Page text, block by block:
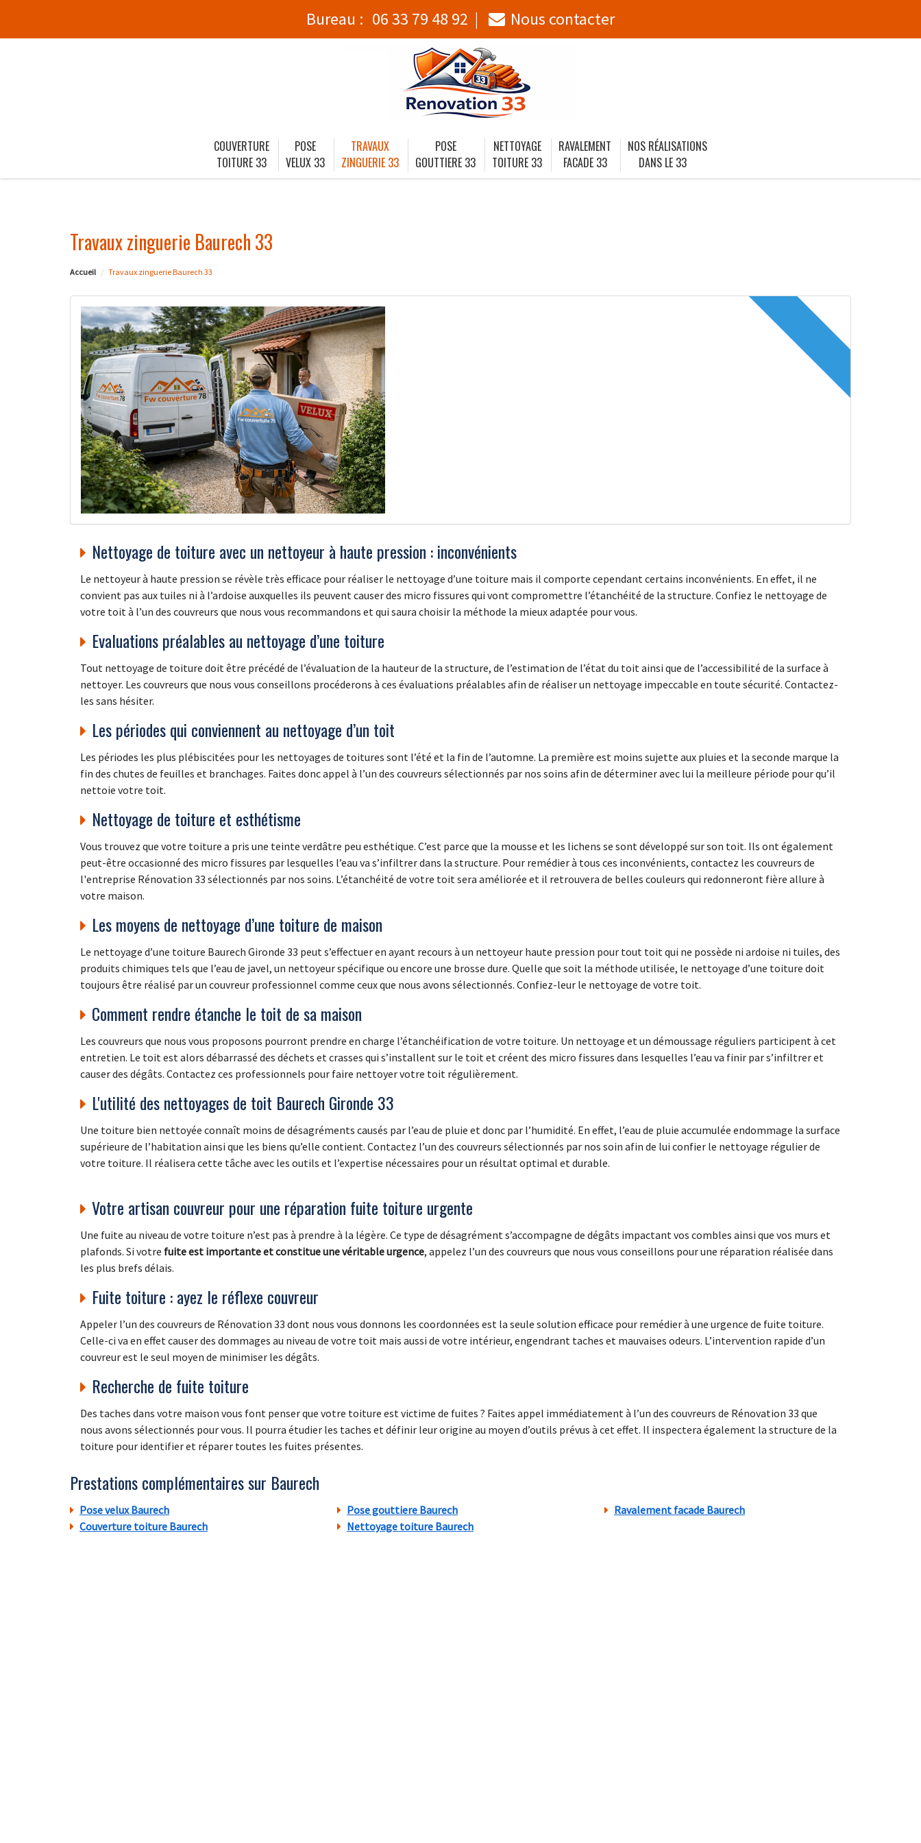
Bureau : 06 33 79 48 92 Nous contacter
COUVERTURE
TOITURE 33
POSE
VELUX 33
TRAVAUX
ZINGUERIE 33
POSE
GOUTTIERE 33
NETTOYAGE
TOITURE 33
RAVALEMENT
FACADE 33
NOS RÉALISATIONS
DANS LE 33
Travaux zinguerie Baurech 33
Accueil Travaux zinguerie Baurech 33
Nettoyage de toiture avec un nettoyeur à haute pression : inconvénients
Le nettoyeur à haute pression se révèle très efficace pour réaliser le nettoyage d’une toiture mais il comporte cependant certains inconvénients. En effet, il ne
convient pas aux tuiles ni à l’ardoise auxquelles ils peuvent causer des micro fissures qui vont compromettre l’étanchéité de la structure. Confiez le nettoyage de
votre toit à l’un des couvreurs que nous vous recommandons et qui saura choisir la méthode la mieux adaptée pour vous.
Evaluations préalables au nettoyage d’une toiture
Tout nettoyage de toiture doit être précédé de l’évaluation de la hauteur de la structure, de l’estimation de l’état du toit ainsi que de l’accessibilité de la surface à
nettoyer. Les couvreurs que nous vous conseillons procéderons à ces évaluations préalables afin de réaliser un nettoyage impeccable en toute sécurité. Contactez-
les sans hésiter.
Les périodes qui conviennent au nettoyage d’un toit
Les périodes les plus plébiscitées pour les nettoyages de toitures sont l’été et la fin de l’automne. La première est moins sujette aux pluies et la seconde marque la
fin des chutes de feuilles et branchages. Faites donc appel à l’un des couvreurs sélectionnés par nos soins afin de déterminer avec lui la meilleure période pour qu’il
nettoie votre toit.
Nettoyage de toiture et esthétisme
Vous trouvez que votre toiture a pris une teinte verdâtre peu esthétique. C’est parce que la mousse et les lichens se sont développé sur son toit. Ils ont également
peut-être occasionné des micro fissures par lesquelles l’eau va s’infiltrer dans la structure. Pour remédier à tous ces inconvénients, contactez les couvreurs de
l'entreprise Rénovation 33 sélectionnés par nos soins. L’étanchéité de votre toit sera améliorée et il retrouvera de belles couleurs qui redonneront fière allure à
votre maison.
Les moyens de nettoyage d’une toiture de maison
Le nettoyage d’une toiture Baurech Gironde 33 peut s’effectuer en ayant recours à un nettoyeur haute pression pour tout toit qui ne possède ni ardoise ni tuiles, des
produits chimiques tels que l’eau de javel, un nettoyeur spécifique ou encore une brosse dure. Quelle que soit la méthode utilisée, le nettoyage d’une toiture doit
toujours être réalisé par un couvreur professionnel comme ceux que nous avons sélectionnés. Confiez-leur le nettoyage de votre toit.
Comment rendre étanche le toit de sa maison
Les couvreurs que nous vous proposons pourront prendre en charge l’étanchéification de votre toiture. Un nettoyage et un démoussage réguliers participent à cet
entretien. Le toit est alors débarrassé des déchets et crasses qui s’installent sur le toit et créent des micro fissures dans lesquelles l’eau va finir par s’infiltrer et
causer des dégâts. Contactez ces professionnels pour faire nettoyer votre toit régulièrement.
L'utilité des nettoyages de toit Baurech Gironde 33
Une toiture bien nettoyée connaît moins de désagréments causés par l’eau de pluie et donc par l’humidité. En effet, l’eau de pluie accumulée endommage la surface
supérieure de l’habitation ainsi que les biens qu’elle contient. Contactez l’un des couvreurs sélectionnés par nos soin afin de lui confier le nettoyage régulier de
votre toiture. Il réalisera cette tâche avec les outils et l’expertise nécessaires pour un résultat optimal et durable.
Votre artisan couvreur pour une réparation fuite toiture urgente
Une fuite au niveau de votre toiture n’est pas à prendre à la légère. Ce type de désagrément s’accompagne de dégâts impactant vos combles ainsi que vos murs et
plafonds. Si votre fuite est importante et constitue une véritable urgence, appelez l’un des couvreurs que nous vous conseillons pour une réparation réalisée dans
les plus brefs délais.
Fuite toiture : ayez le réflexe couvreur
Appeler l’un des couvreurs de Rénovation 33 dont nous vous donnons les coordonnées est la seule solution efficace pour remédier à une urgence de fuite toiture.
Celle-ci va en effet causer des dommages au niveau de votre toit mais aussi de votre intérieur, engendrant taches et mauvaises odeurs. L’intervention rapide d’un
couvreur est le seul moyen de minimiser les dégâts.
Recherche de fuite toiture
Des taches dans votre maison vous font penser que votre toiture est victime de fuites ? Faites appel immédiatement à l’un des couvreurs de Rénovation 33 que
nous avons sélectionnés pour vous. Il pourra étudier les taches et définir leur origine au moyen d’outils prévus à cet effet. Il inspectera également la structure de la
toiture pour identifier et réparer toutes les fuites présentes.
Prestations complémentaires sur Baurech
Pose velux Baurech
Couverture toiture Baurech
Pose gouttiere Baurech
Nettoyage toiture Baurech
Ravalement facade Baurech